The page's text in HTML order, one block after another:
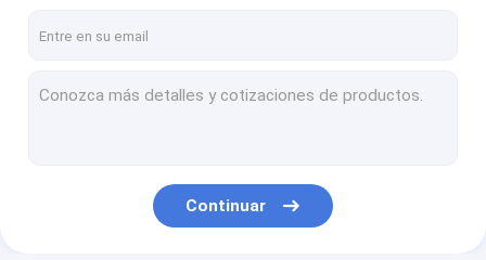
Continuar